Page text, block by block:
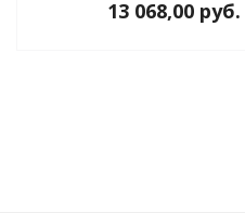
13 068,00 руб.